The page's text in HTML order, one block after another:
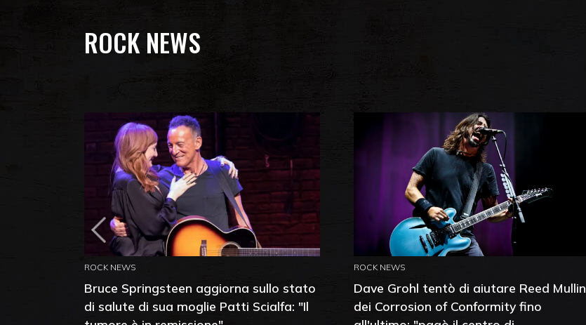
ROCK NEWS
ROCK NEWS
Bruce Springsteen aggiorna sullo stato
di salute di sua moglie Patti Scialfa: "Il
ROCK NEWS
Dave Grohl tentò di aiutare Reed Mullin
dei Corrosion of Conformity fino